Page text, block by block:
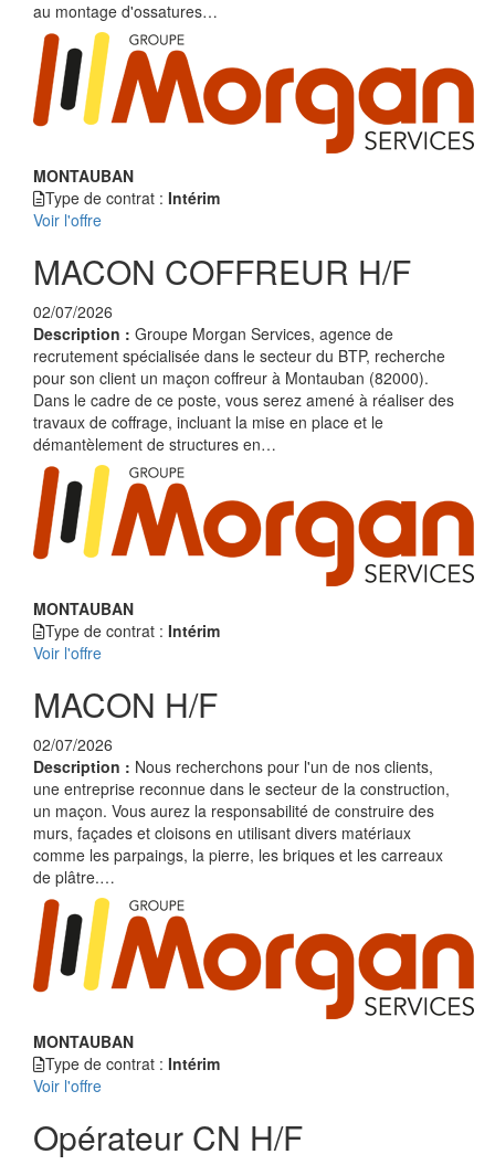
au montage d'ossatures…
MONTAUBAN
Type de contrat : Intérim
Voir l'offre
MACON COFFREUR H/F
02/07/2026
Description : Groupe Morgan Services, agence de
recrutement spécialisée dans le secteur du BTP, recherche
pour son client un maçon coffreur à Montauban (82000).
Dans le cadre de ce poste, vous serez amené à réaliser des
travaux de coffrage, incluant la mise en place et le
démantèlement de structures en…
MONTAUBAN
Type de contrat : Intérim
Voir l'offre
MACON H/F
02/07/2026
Description : Nous recherchons pour l'un de nos clients,
une entreprise reconnue dans le secteur de la construction,
un maçon. Vous aurez la responsabilité de construire des
murs, façades et cloisons en utilisant divers matériaux
comme les parpaings, la pierre, les briques et les carreaux
de plâtre.…
MONTAUBAN
Type de contrat : Intérim
Voir l'offre
Opérateur CN H/F